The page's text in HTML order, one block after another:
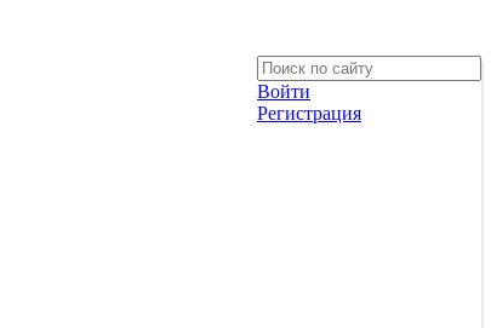
Войти
Регистрация